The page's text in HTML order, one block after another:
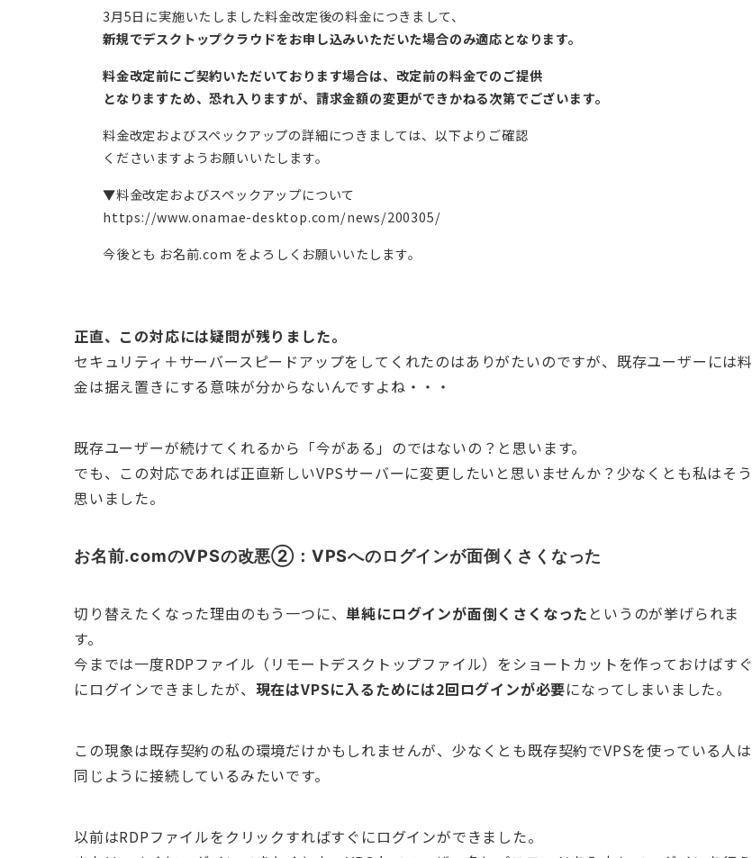
3月5日に実施いたしました料金改定後の料金につきまして、
新規でデスクトップクラウドをお申し込みいただいた場合のみ適応となります。
料金改定前にご契約いただいております場合は、改定前の料金でのご提供
となりますため、恐れ入りますが、請求金額の変更ができかねる次第でございます。
料金改定およびスペックアップの詳細につきましては、以下よりご確認
くださいますようお願いいたします。
▼料金改定およびスペックアップについて
https://www.onamae-desktop.com/news/200305/
今後とも お名前.com をよろしくお願いいたします。
正直、この対応には疑問が残りました。
セキュリティ＋サーバースピードアップをしてくれたのはありがたいのですが、既存ユーザーには料
金は据え置きにする意味が分からないんですよね・・・
既存ユーザーが続けてくれるから「今がある」のではないの？と思います。
でも、この対応であれば正直新しいVPSサーバーに変更したいと思いませんか？少なくとも私はそう
思いました。
お名前.comのVPSの改悪②：VPSへのログインが面倒くさくなった
切り替えたくなった理由のもう一つに、単純にログインが面倒くさくなった というのが挙げられま
す。
今までは一度RDPファイル（リモートデスクトップファイル）をショートカットを作っておけばすぐ
にログインできましたが、 現在はVPSに入るためには2回ログインが必要になってしまいました。
この現象は既存契約の私の環境だけかもしれませんが、少なくとも既存契約でVPSを使っている人は
同じように接続しているみたいです。
以前はRDPファイルをクリックすればすぐにログインができました。